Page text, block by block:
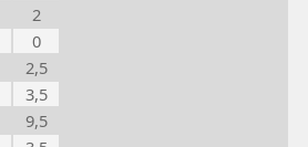
2
0
2,5
3,5
9,5